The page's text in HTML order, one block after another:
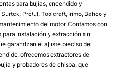
para bujías, encendido y
Pretul, Toolcraft, Irimo, Bahco y
del motor. Contamos con
para instalación y extracción sin
garantizan el ajuste preciso del
ofrecemos extractores de
y probadores de chispa, que